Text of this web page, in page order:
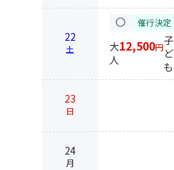
22
土
circle 催行決定
大
人
12,500円子
ど
も
23
日
24
月